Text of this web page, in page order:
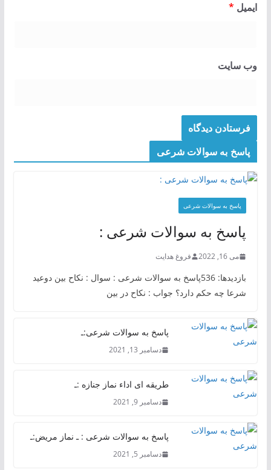
ایمیل *
وب‌ سایت
پاسخ به سوالات شرعی
پاسخ به سوالات شرعی
پاسخ به سوالات شرعی :
می 16, 2022 فروغ هدایت
بازدیدها: 536پاسخ به سوالات شرعی : سوال : نکاح بین دوعید
شرعا چه حکم دارد؟ جواب : نکاح در بین
پاسخ به سوالات شرعی:ـ
دسامبر 13, 2021
طریقه ای اداء نماز جنازه :ـ
دسامبر 9, 2021
پاسخ به سوالات شرعی : ـ نماز مریض:ـ
دسامبر 5, 2021